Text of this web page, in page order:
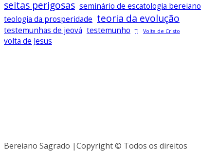
seitas perigosas seminário de escatologia bereiano
teologia da prosperidade teoria da evolução
testemunhas de jeová testemunho TJ Volta de Cristo
volta de Jesus
Bereiano Sagrado |Copyright © Todos os direitos